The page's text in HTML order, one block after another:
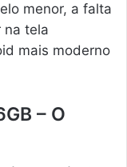
menor, a falta
na tela
mais moderno
– O